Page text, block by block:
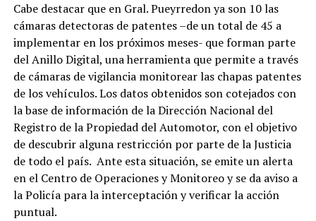
Cabe destacar que en Gral. Pueyrredon ya son 10 las
cámaras detectoras de patentes –de un total de 45 a
implementar en los próximos meses- que forman parte
del Anillo Digital, una herramienta que permite a través
de cámaras de vigilancia monitorear las chapas patentes
de los vehículos. Los datos obtenidos son cotejados con
la base de información de la Dirección Nacional del
Registro de la Propiedad del Automotor, con el objetivo
de descubrir alguna restricción por parte de la Justicia
de todo el país. Ante esta situación, se emite un alerta
en el Centro de Operaciones y Monitoreo y se da aviso a
la Policía para la interceptación y verificar la acción
puntual.